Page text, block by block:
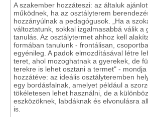
A szakember hozzáteszi: az általuk
működnek, ha az osztályterem
hozzányúlnak a pedagógusok. „Ha a
változtatunk, sokkal izgalmasabbá válik a
tanulás. Az osztálytermet ahhoz kell
formában tanulunk - frontálisan,
egyénileg. A padok elmozdításával létre
teret, ahol mozoghatnak a gyerekek, de
terekre is lehet osztani a termet" - mondja
hozzátéve: az ideális osztályteremben
egy bordásfalnak, amelyet például a
tökéletesen lehet használni, de a
eszközöknek, labdáknak és elvonulásra
is.